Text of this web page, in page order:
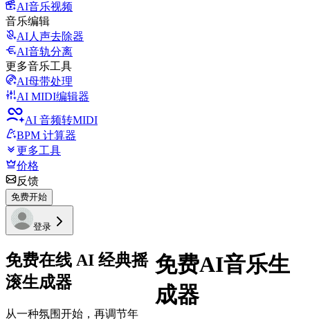
AI音乐视频
音乐编辑
AI人声去除器
AI音轨分离
更多音乐工具
AI母带处理
AI MIDI编辑器
AI 音频转MIDI
BPM 计算器
更多工具
价格
反馈
免费开始
登录
免费在线 AI 经典摇
滚生成器
从一种氛围开始，再调节年
免费AI音乐生
成器